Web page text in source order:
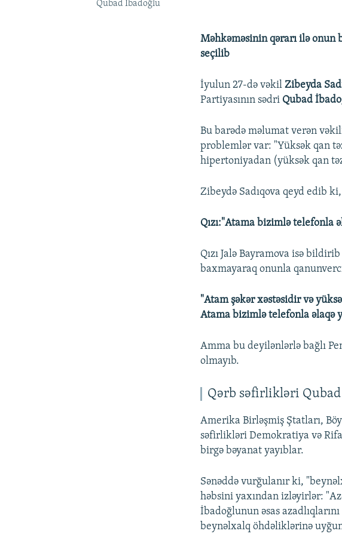
Qubad İbadoğlu
Məhkəməsinin qərarı ilə onun
seçilib
İyulun 27-də vəkilZibeyda
Partiyasının sədri Qubad
Bu barədə məlumat verən
problemlər var: "Yüksək qan
hipertoniyadan (yüksək qan
Zibeydə Sadıqova qeyd edib
Qızı:"Atama bizimlə telefonla
Qızı Jalə Bayramova isə
baxmayaraq onunla
"Atam şəkər xəstəsidir və
Atama bizimlə telefonla əlaqə
Amma bu deyilənlərlə bağlı
olmayıb.
Qərb səfirlikləri Qubad
Amerika Birləşmiş Ştatları,
səfirlikləri Demokratiya və
birgə bəyanat yayıblar.
Sənəddə vurğulanır ki,
həbsini yaxından izləyirlər:
İbadoğlunun əsas
beynəlxalq öhdəliklərinə